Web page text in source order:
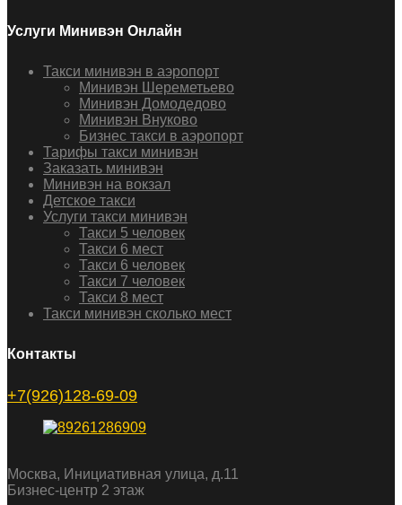
Услуги Минивэн Онлайн
Такси минивэн в аэропорт
Минивэн Шереметьево
Минивэн Домодедово
Минивэн Внуково
Бизнес такси в аэропорт
Тарифы такси минивэн
Заказать минивэн
Минивэн на вокзал
Детское такси
Услуги такси минивэн
Такси 5 человек
Такси 6 мест
Такси 6 человек
Такси 7 человек
Такси 8 мест
Такси минивэн сколько мест
Контакты
+7(926)128-69-09
Москва, Инициативная улица, д.11
Бизнес-центр 2 этаж